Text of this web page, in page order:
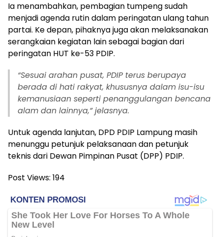
Ia menambahkan, pembagian tumpeng sudah
menjadi agenda rutin dalam peringatan ulang tahun
partai. Ke depan, pihaknya juga akan melaksanakan
serangkaian kegiatan lain sebagai bagian dari
peringatan HUT ke-53 PDIP.
“Sesuai arahan pusat, PDIP terus berupaya
berada di hati rakyat, khususnya dalam isu-isu
kemanusiaan seperti penanggulangan bencana
alam dan lainnya,” jelasnya.
Untuk agenda lanjutan, DPD PDIP Lampung masih
menunggu petunjuk pelaksanaan dan petunjuk
teknis dari Dewan Pimpinan Pusat (DPP) PDIP.
Post Views: 194